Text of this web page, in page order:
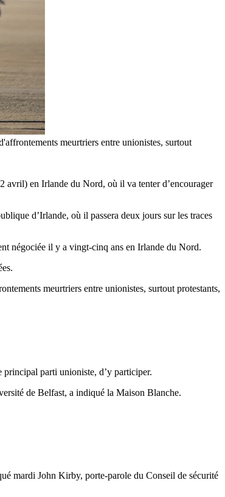
meurtriers entre unionistes, surtout
avril) en Irlande du Nord, où il va tenter d’encourager
d’Irlande, où il passera deux jours sur les traces
négociée il y a vingt-cinq ans en Irlande du Nord.
meurtriers entre unionistes, surtout protestants,
principal parti unioniste, d’y participer.
de Belfast, a indiqué la Maison Blanche.
mardi John Kirby, porte-parole du Conseil de sécurité